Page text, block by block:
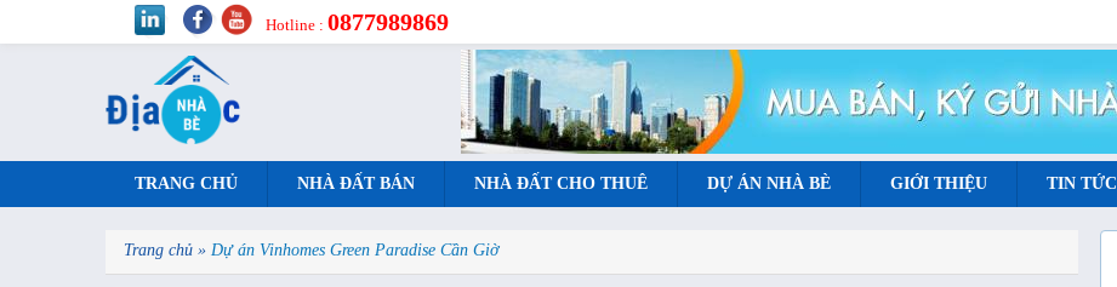
Hotline : 0877989869
TRANG CHỦ NHÀ ĐẤT BÁN NHÀ ĐẤT CHO THUÊ DỰ ÁN NHÀ BÈ GIỚI THIỆU TIN TỨC
Trang chủ » Dự án Vinhomes Green Paradise Cần Giờ